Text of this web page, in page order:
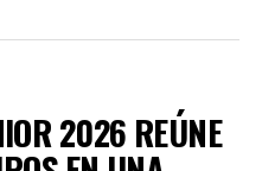
2026 REÚNE